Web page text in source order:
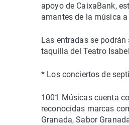
apoyo de CaixaBank,
amantes de la música
Las entradas se
taquilla del Teatro
* Los conciertos de
1001 Músicas cuenta
reconocidas marcas
Granada, Sabor